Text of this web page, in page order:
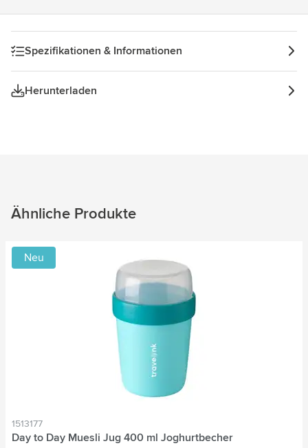
Made in Belgium.
Spezifikationen & Informationen
Herunterladen
Ähnliche Produkte
Neu
1513177
Day to Day Muesli Jug 400 ml Joghurtbecher